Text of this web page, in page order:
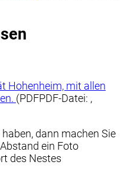
Hohenheim, mit allen
(PDFPDF-Datei: ,
dann machen Sie
ein Foto
des Nestes